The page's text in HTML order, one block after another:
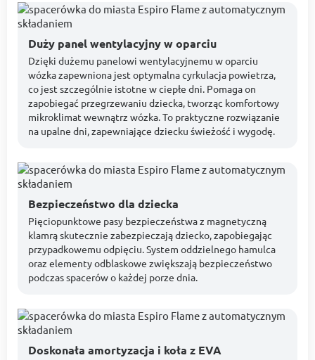
Duży panel wentylacyjny w oparciu
Dzięki dużemu panelowi wentylacyjnemu w oparciu
wózka zapewniona jest optymalna cyrkulacja powietrza,
co jest szczególnie istotne w ciepłe dni. Pomaga on
zapobiegać przegrzewaniu dziecka, tworząc komfortowy
mikroklimat wewnątrz wózka. To praktyczne rozwiązanie
na upalne dni, zapewniające dziecku świeżość i wygodę.
Bezpieczeństwo dla dziecka
Pięciopunktowe pasy bezpieczeństwa z magnetyczną
klamrą skutecznie zabezpieczają dziecko, zapobiegając
przypadkowemu odpięciu. System oddzielnego hamulca
oraz elementy odblaskowe zwiększają bezpieczeństwo
podczas spacerów o każdej porze dnia.
Doskonała amortyzacja i koła z EVA